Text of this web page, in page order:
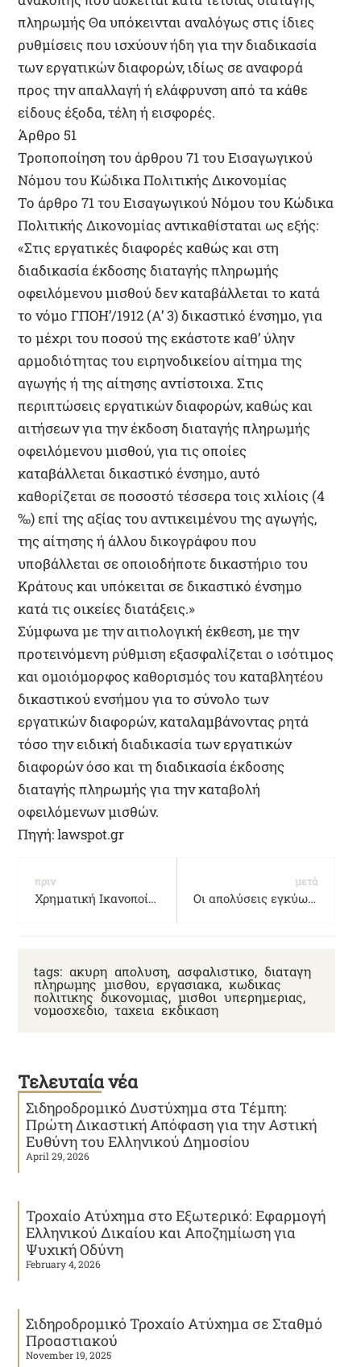
πληρωμής Θα υπόκεινται αναλόγως στις ίδιες
ρυθμίσεις που ισχύουν ήδη για την διαδικασία
των εργατικών διαφορών, ιδίως σε αναφορά
προς την απαλλαγή ή ελάφρυνση από τα κάθε
είδους έξοδα, τέλη ή εισφορές.
Άρθρο 51
Τροποποίηση του άρθρου 71 του Εισαγωγικού
Νόμου του Κώδικα Πολιτικής Δικονομίας
Το άρθρο 71 του Εισαγωγικού Νόμου του Κώδικα
Πολιτικής Δικονομίας αντικαθίσταται ως εξής:
«Στις εργατικές διαφορές καθώς και στη
διαδικασία έκδοσης διαταγής πληρωμής
οφειλόμενου μισθού δεν καταβάλλεται το κατά
το νόμο ΓΠΟΗ’/1912 (Α’ 3) δικαστικό ένσημο, για
το μέχρι του ποσού της εκάστοτε καθ’ ύλην
αρμοδιότητας του ειρηνοδικείου αίτημα της
αγωγής ή της αίτησης αντίστοιχα. Στις
περιπτώσεις εργατικών διαφορών, καθώς και
αιτήσεων για την έκδοση διαταγής πληρωμής
οφειλόμενου μισθού, για τις οποίες
καταβάλλεται δικαστικό ένσημο, αυτό
καθορίζεται σε ποσοστό τέσσερα τοις χιλίοις (4
‰) επί της αξίας του αντικειμένου της αγωγής,
της αίτησης ή άλλου δικογράφου που
υποβάλλεται σε οποιοδήποτε δικαστήριο του
Κράτους και υπόκειται σε δικαστικό ένσημο
κατά τις οικείες διατάξεις.»
Σύμφωνα με την αιτιολογική έκθεση, με την
προτεινόμενη ρύθμιση εξασφαλίζεται ο ισότιμος
και ομοιόμορφος καθορισμός του καταβλητέου
δικαστικού ενσήμου για το σύνολο των
εργατικών διαφορών, καταλαμβάνοντας ρητά
τόσο την ειδική διαδικασία των εργατικών
διαφορών όσο και τη διαδικασία έκδοσης
διαταγής πληρωμής για την καταβολή
οφειλόμενων μισθών.
Πηγή: lawspot.gr
πριν
Χρηματική Ικανοποίηση για Ψυχική Οδύνη – Ηθική Βλάβη (ΑΚ 932) -Το ύψος των επιδικαζόμενων ποσών ελέγχεται αναιρετικά
μετά
Οι απολύσεις εγκύων εργαζομένων επιτρέπονται μόνο σε εξαιρετικές περιπτώσεις που δεν συνδέονται με την εγκυμοσύνη
tags:ακυρη απολυση,ασφαλιστικο,διαταγη
πληρωμης μισθου,εργασιακα,κωδικας
πολιτικης δικονομιας,μισθοι υπερημεριας,
νομοσχεδιο,ταχεια εκδικαση
Τελευταία νέα
Σιδηροδρομικό Δυστύχημα στα Τέμπη:
Πρώτη Δικαστική Απόφαση για την Αστική
Ευθύνη του Ελληνικού Δημοσίου
April 29, 2026
Τροχαίο Ατύχημα στο Εξωτερικό: Εφαρμογή
Ελληνικού Δικαίου και Αποζημίωση για
Ψυχική Οδύνη
February 4, 2026
Σιδηροδρομικό Τροχαίο Ατύχημα σε Σταθμό
Προαστιακού
November 19, 2025